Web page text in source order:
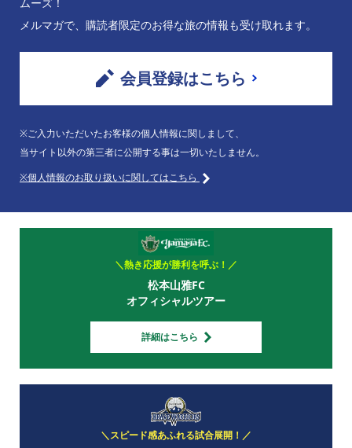
メルマガで、購読者限定のお得な旅の情報も受け取れます。
会員登録はこちら
※ご入力いただいたお客様の個人情報に関しまして、
当サイト以外の第三者に公開する事は一切いたしません。
※個人情報のお取り扱いに関してはこちら
＼熱き応援が勝利を呼ぶ！／
松本山雅FC
オフィシャルツアー
詳細はこちら
＼スピード感あふれる試合展開！／